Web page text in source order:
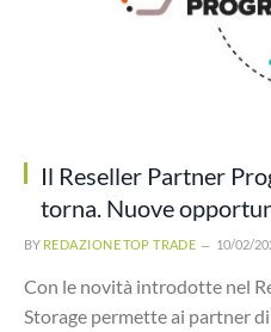
Il Reseller Partner
torna. Nuove
BY REDAZIONE TOP TRADE 10/02/
Con le novità introdotte nel
Storage permette ai partner